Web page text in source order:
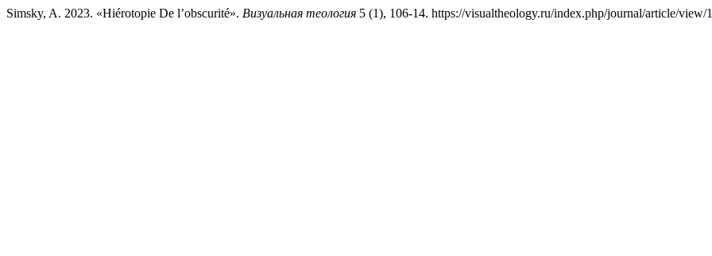
Simsky, A. 2023. «Hiérotopie De l’obscurité». Визуальная теология 5 (1), 106-14. https://visualtheology.ru/index.php/journal/article/view/